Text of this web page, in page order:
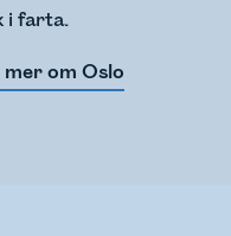
i farta.
mer om Oslo